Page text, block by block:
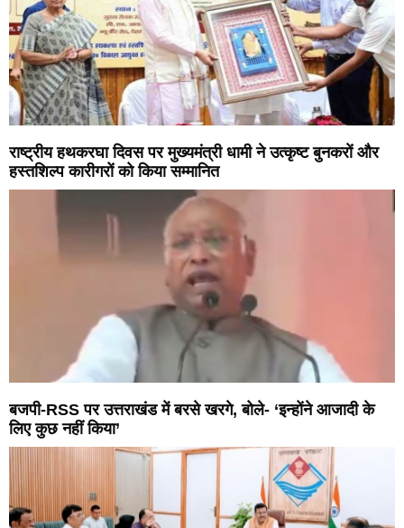
राष्ट्रीय हथकरघा दिवस पर मुख्यमंत्री धामी ने उत्कृष्ट बुनकरों और
हस्तशिल्प कारीगरों को किया सम्मानित
बजपी-RSS पर उत्तराखंड में बरसे खरगे, बोले- ‘इन्होंने आजादी के
लिए कुछ नहीं किया’